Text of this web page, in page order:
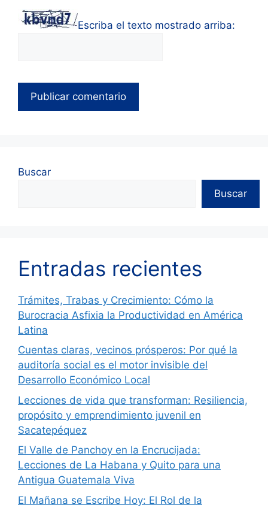
Escriba el texto mostrado arriba:
Buscar
Buscar
Entradas recientes
Trámites, Trabas y Crecimiento: Cómo la
Burocracia Asfixia la Productividad en América
Latina
Cuentas claras, vecinos prósperos: Por qué la
auditoría social es el motor invisible del
Desarrollo Económico Local
Lecciones de vida que transforman: Resiliencia,
propósito y emprendimiento juvenil en
Sacatepéquez
El Valle de Panchoy en la Encrucijada:
Lecciones de La Habana y Quito para una
Antigua Guatemala Viva
El Mañana se Escribe Hoy: El Rol de la